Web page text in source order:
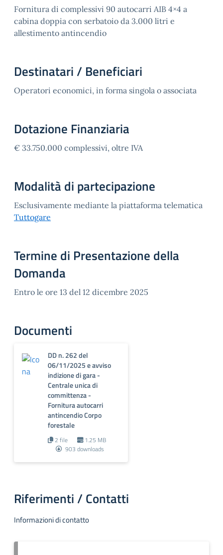
Fornitura di complessivi 90 autocarri AIB 4×4 a
cabina doppia con serbatoio da 3.000 litri e
allestimento antincendio
Destinatari / Beneficiari
Operatori economici, in forma singola o associata
Dotazione Finanziaria
€ 33.750.000 complessivi, oltre IVA
Modalità di partecipazione
Esclusivamente mediante la piattaforma telematica
Tuttogare
Termine di Presentazione della
Domanda
Entro le ore 13 del 12 dicembre 2025
Documenti
DD n. 262 del
06/11/2025 e avviso
indizione di gara -
Centrale unica di
committenza -
Fornitura autocarri
antincendio Corpo
forestale
2 file
1.25 MB
903 downloads
Riferimenti / Contatti
Informazioni di contatto